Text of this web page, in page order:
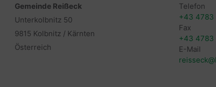
Gemeinde Reißeck
Unterkolbnitz 50
9815 Kolbnitz / Kärnten
Österreich
Telefon
+43 4783
Fax
+43 4783
E-Mail